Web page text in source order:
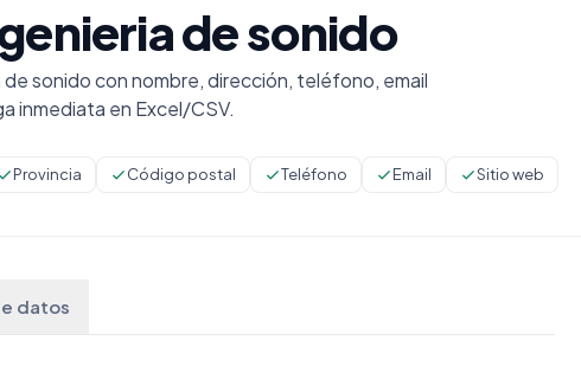
de sonido
sonido con nombre, dirección, teléfono, email
inmediata en Excel/CSV.
Provincia Código postal Teléfono Email Sitio web
datos